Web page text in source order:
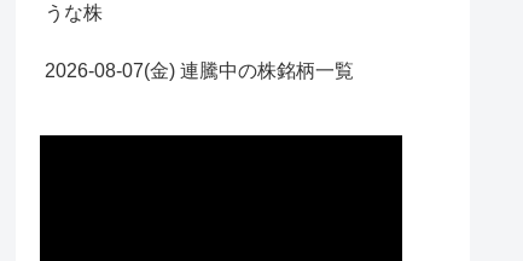
うな株
2026-08-07(金) 連騰中の株銘柄一覧